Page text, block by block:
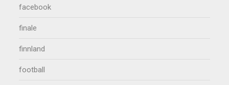
facebook
finale
finnland
football